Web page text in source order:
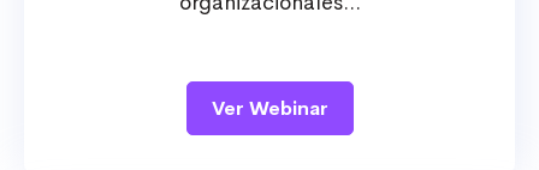
Ver Webinar